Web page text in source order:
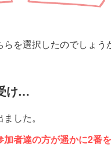
を選択したのでしょう
け…
した。
者達の方が遥かに2番